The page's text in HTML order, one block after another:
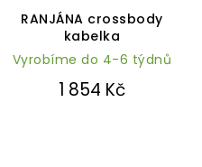
RANJÁNA crossbody
kabelka
produktu
je
4,9
5
Vyrobíme do 4-6 týdnů
1 854 Kč